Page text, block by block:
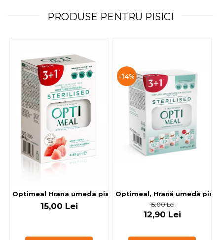
PRODUSE PENTRU PISICI
Optimeal Hrana umeda pisici
15,00 Lei
-14%
Optimeal, Hrană umedă
15,00 Lei
12,90 Lei